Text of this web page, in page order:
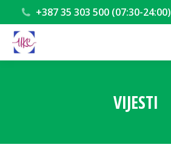
+387 35 303 500 (07:30-24:00)
VIJESTI